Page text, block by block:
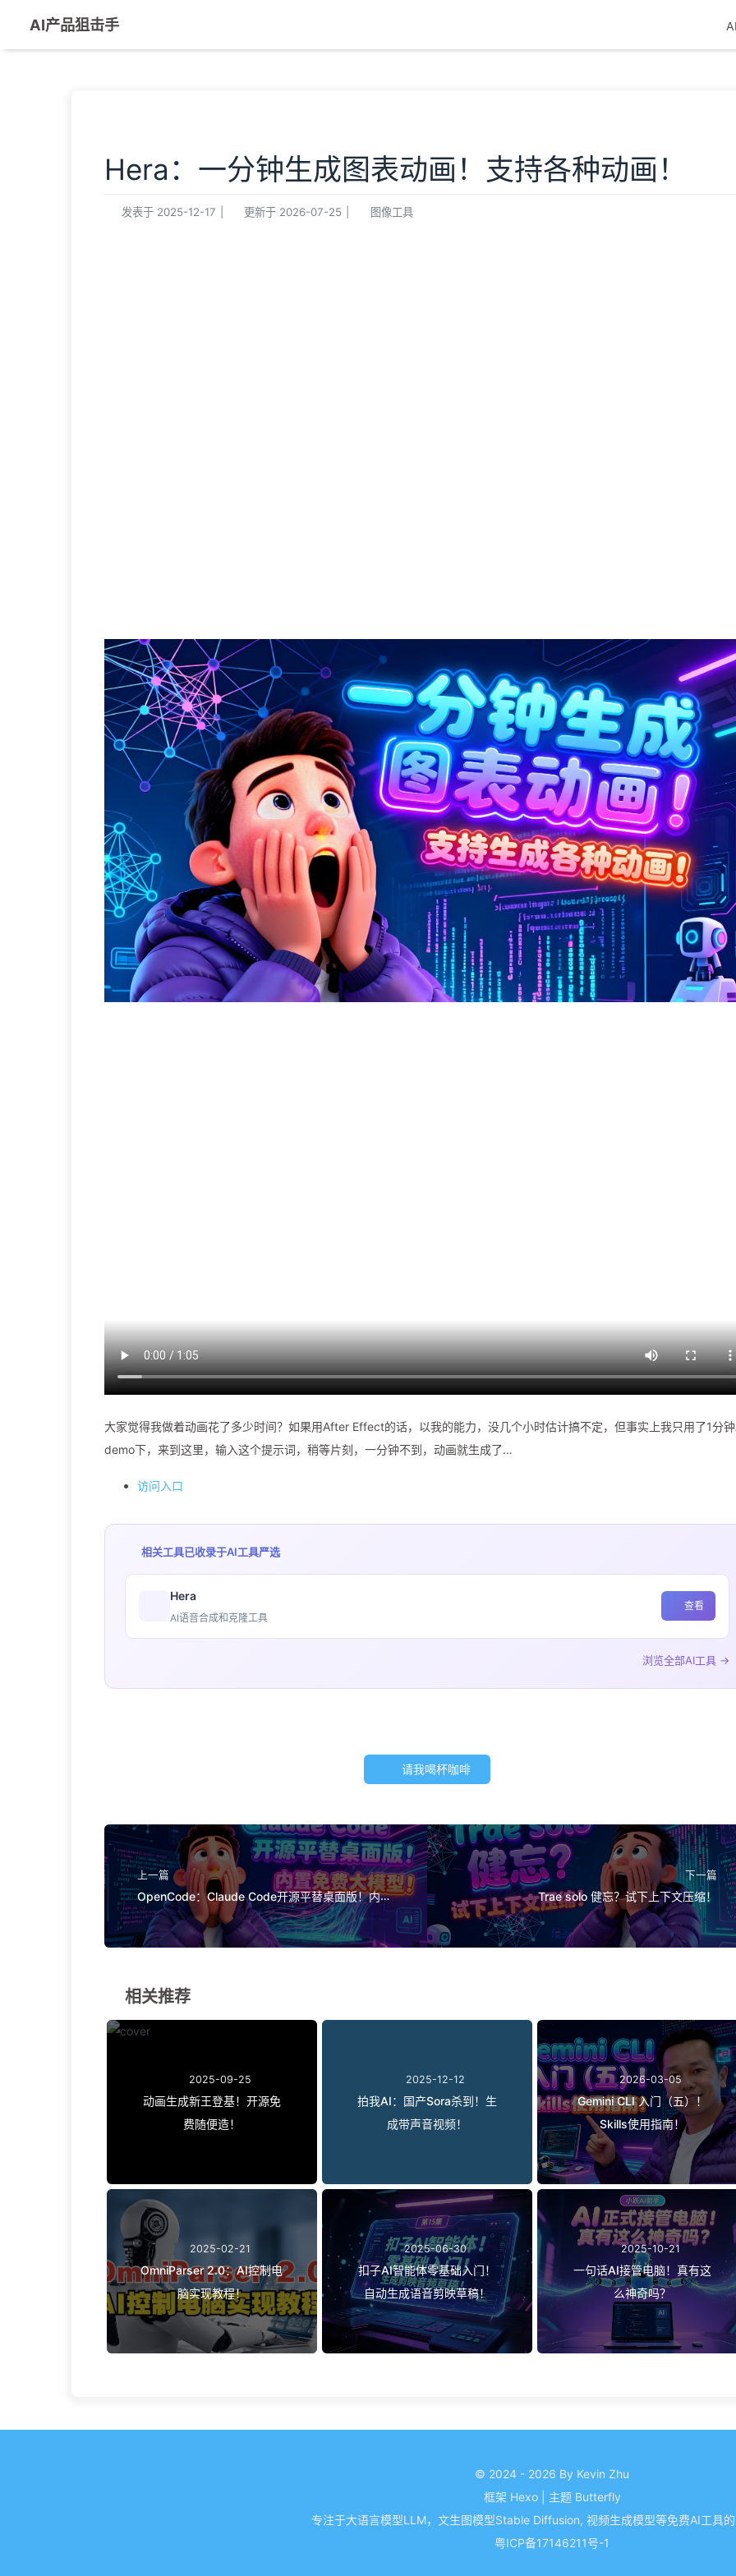
AI产品狙击手
Hera：一分钟生成图表动画！支持各种动画！
发表于 2025-12-17 更新于 2026-07-25 图像工具
大家觉得我做着动画花了多少时间？如果用After Effect的话，以我的能力，没几个小时估计搞不定，但事实上我只用了1分
demo下，来到这里，输入这个提示词，稍等片刻，一分钟不到，动画就生成了…
访问入口
相关工具已收录于AI工具严选
Hera
AI语音合成和克隆工具
查看
浏览全部AI工具 →
请我喝杯咖啡
上一篇
OpenCode：Claude Code开源平替桌面版！内置
免费大模型！
下一篇
Trae solo 健忘？试下上下文压缩！
相关推荐
2025-09-25
动画生成新王登基！开源免
费随便造！
2025-12-12
拍我AI：国产Sora杀到！生
成带声音视频！
2026-03-05
Gemini CLI 入门（五）！
Skills使用指南！
2025-02-21
OmniParser 2.0：AI控制电
脑实现教程！
2025-06-30
扣子AI智能体零基础入门！
自动生成语音剪映草稿！
2025-10-21
一句话AI接管电脑！真有这
么神奇吗？
© 2024 - 2026 By Kevin Zhu
框架 Hexo 主题 Butterfly
专注于大语言模型LLM，文生图模型Stable Diffusion, 视频生成模型等免费AI工具
粤ICP备17146211号-1